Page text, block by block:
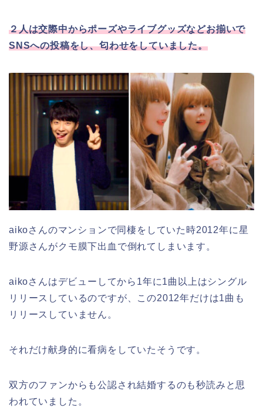
２人は交際中からポーズやライブグッズなどお揃いで
SNSへの投稿をし、匂わせをしていました。
aikoさんのマンションで同棲をしていた時2012年に星
野源さんがクモ膜下出血で倒れてしまいます。
aikoさんはデビューしてから1年に1曲以上はシングル
リリースしているのですが、この2012年だけは1曲も
リリースしていません。
それだけ献身的に看病をしていたそうです。
双方のファンからも公認され結婚するのも秒読みと思
われていました。